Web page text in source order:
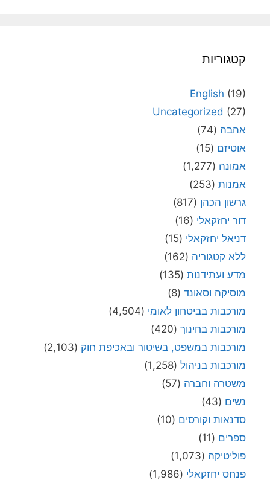
קטגוריות
English (19)
Uncategorized (27)
אהבה (74)
אוטיזם (15)
אמונה (1,277)
אמנות (253)
גרשון הכהן (817)
דור יחזקאלי (16)
דניאל יחזקאלי (15)
ללא קטגוריה (162)
מדע ועתידנות (135)
מוסיקה וסאונד (8)
מורכבות בביטחון לאומי (4,504)
מורכבות בחינוך (420)
מורכבות במשפט, בשיטור ובאכיפת חוק (2,103)
מורכבות בניהול (1,258)
משטרה וחברה (57)
נשים (43)
סדנאות וקורסים (10)
ספרים (11)
פוליטיקה (1,073)
פנחס יחזקאלי (1,986)